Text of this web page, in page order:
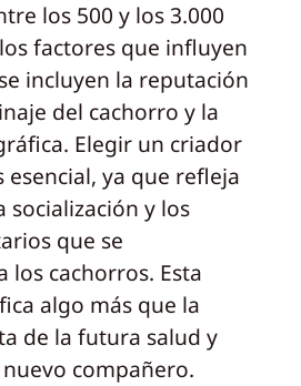
los 500 y los 3.000
factores que influyen
incluyen la reputación
del cachorro y la
Elegir un criador
esencial, ya que refleja
socialización y los
que se
los cachorros. Esta
algo más que la
de la futura salud y
compañero.